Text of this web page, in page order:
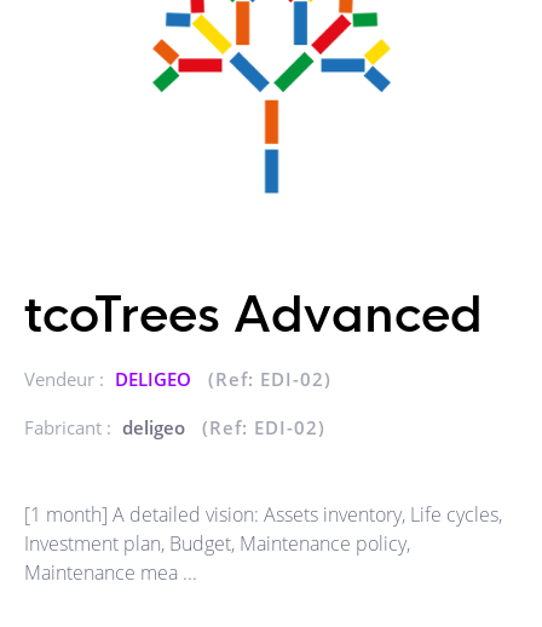
tcoTrees Advanced
Vendeur : DELIGEO
(Ref: EDI-02)
Fabricant : deligeo (Ref: EDI-02)
[1 month] A detailed vision: Assets inventory, Life cycles,
Investment plan, Budget, Maintenance policy,
Maintenance mea ...